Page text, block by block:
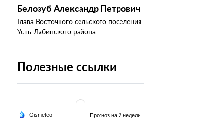
Белозуб Александр Петрович
Глава Восточного сельского поселения
Усть-Лабинского района
Полезные ссылки